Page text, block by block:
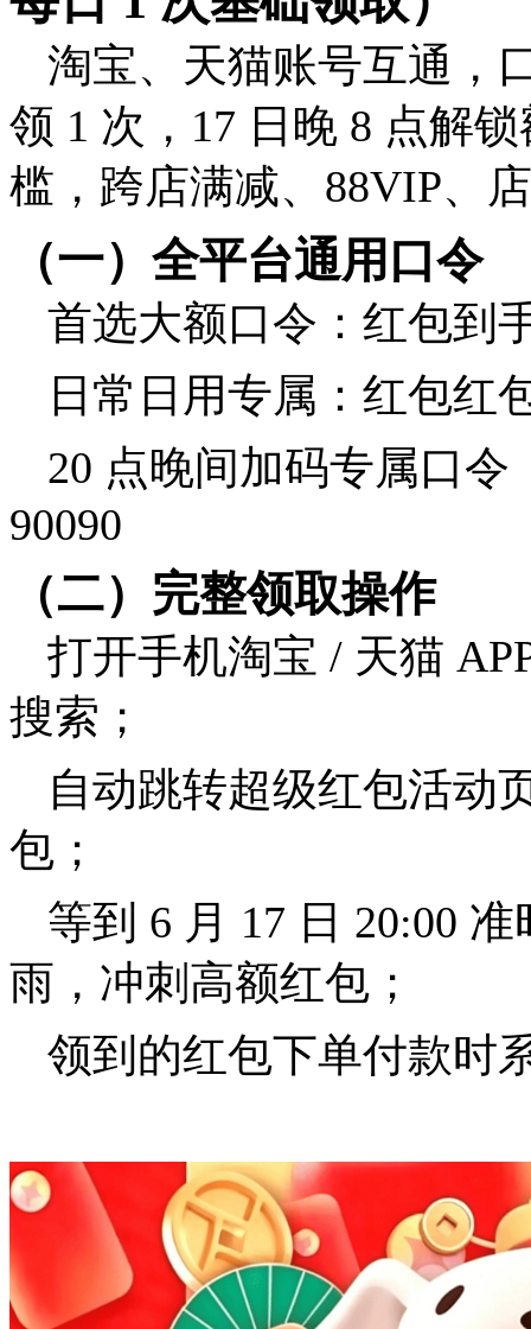
淘宝、天猫账号互通，
领 1 次，17 日晚 8 点解
槛，跨店满减、88VIP、
（一）全平台通用口令
首选大额口令：红包到
日常日用专属：红包红
20 点晚间加码专属口令
90090
（二）完整领取操作
打开手机淘宝 / 天猫
搜索；
自动跳转超级红包活动
包；
等到 6 月 17 日 20:00
雨，冲刺高额红包；
领到的红包下单付款时